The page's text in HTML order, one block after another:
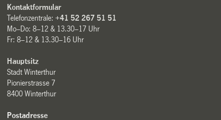
Kontaktformular
Telefonzentrale:+41 52 267 51 51
Mo–Do: 8–12 & 13.30–17 Uhr
Fr: 8–12 & 13.30–16 Uhr
Hauptsitz
Stadt Winterthur
Pionierstrasse 7
8400 Winterthur
Postadresse